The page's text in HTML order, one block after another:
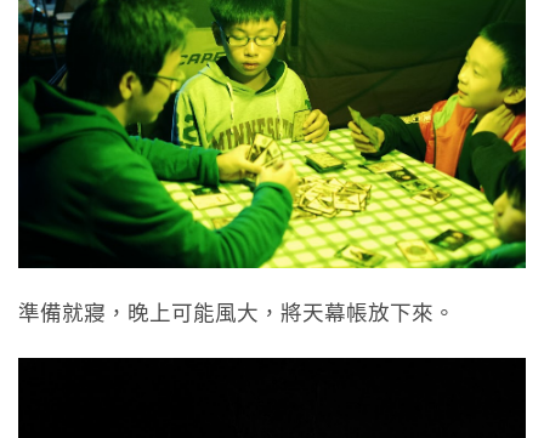
準備就寢，晚上可能風大，將天幕帳放下來。